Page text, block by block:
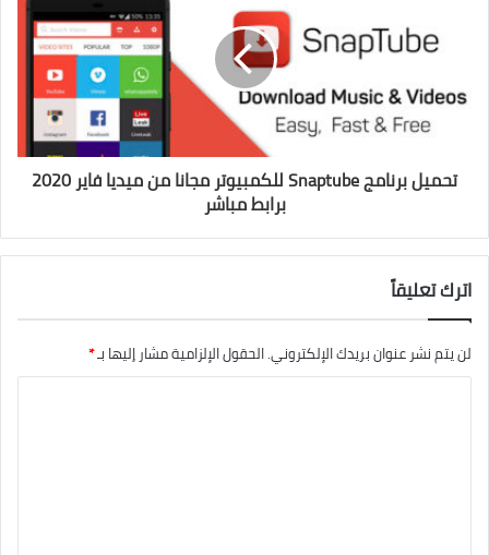
تحميل برنامج Snaptube للكمبيوتر مجانا من ميديا فاير 2020
برابط مباشر
اترك تعليقاً
لن يتم نشر عنوان بريدك الإلكتروني.الحقول الإلزامية مشار إليها بـ*